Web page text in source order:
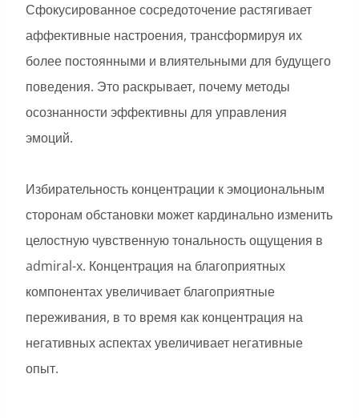
Сфокусированное сосредоточение растягивает
аффективные настроения, трансформируя их
более постоянными и влиятельными для будущего
поведения. Это раскрывает, почему методы
осознанности эффективны для управления
эмоций.
Избирательность концентрации к эмоциональным
сторонам обстановки может кардинально изменить
целостную чувственную тональность ощущения в
admiral-x. Концентрация на благоприятных
компонентах увеличивает благоприятные
переживания, в то время как концентрация на
негативных аспектах увеличивает негативные
опыт.